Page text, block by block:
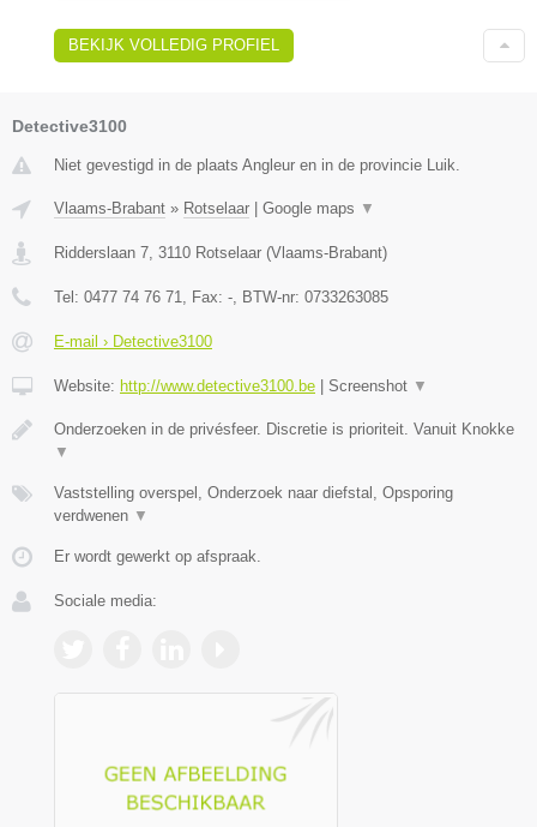
BEKIJK VOLLEDIG PROFIEL
Detective3100
Niet gevestigd in de plaats Angleur en in de provincie Luik.
Vlaams-Brabant » Rotselaar Google maps ▼
Ridderslaan 7 3110 Rotselaar (Vlaams-Brabant)
Tel: 0477 74 76 71 , Fax: - , BTW-nr: 0733263085
E-mail › Detective3100
Website: http://www.detective3100.be Screenshot ▼
Onderzoeken in de privésfeer. Discretie is prioriteit. Vanuit Knokke
▼
Vaststelling overspel, Onderzoek naar diefstal, Opsporing
verdwenen ▼
Er wordt gewerkt op afspraak.
Sociale media: